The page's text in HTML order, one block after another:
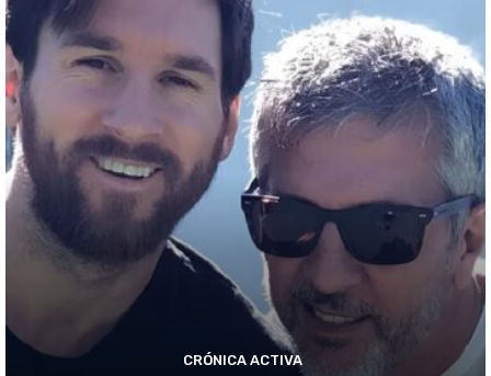
CRÓNICA ACTIVA